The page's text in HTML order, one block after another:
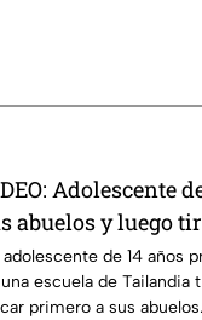
Adolescente
abuelos y luego
siete
adolescente de 14 años
escuela de Tailandia
primero a sus abuelos.